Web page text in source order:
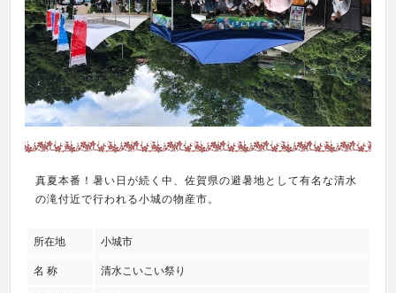
真夏本番！暑い日が続く中、佐賀県の避暑地として有名な清水
の滝付近で行われる小城の物産市。
所在地 小城市
名 称 清水こいこい祭り